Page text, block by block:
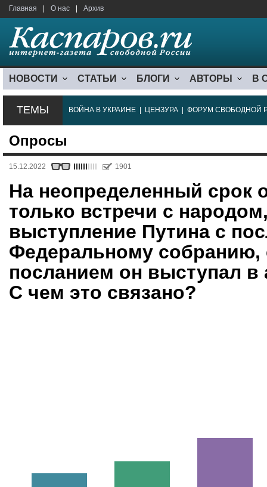
Главная О нас Архив
НОВОСТИ СТАТЬИ БЛОГИ АВТОРЫ В
ТЕМЫ ВОЙНА В УКРАИНЕ ЦЕНЗУРА ФОРУМ СВОБОДНОЙ
Опросы
15.12.2022 1901
На неопределенный срок
только встречи с
выступление Путина с
Федеральному собранию,
посланием он выступал в
С чем это связано?